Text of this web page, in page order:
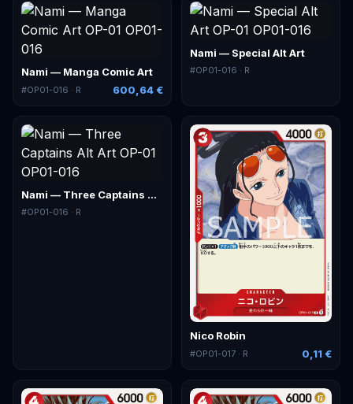
Nami — Manga Comic Art
#OP01-016 · R 600,64 €
Nami — Special Alt Art
#OP01-016 · R
Nami — Three Captains Alt Art
#OP01-016 · R
Nico Robin
#OP01-017 · R 0,11 €